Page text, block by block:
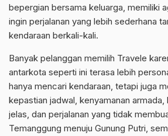
bepergian bersama keluarga, memiliki
ingin perjalanan yang lebih sederhana
kendaraan berkali-kali.
Banyak pelanggan memilih Travele
antarkota seperti ini terasa lebih
hanya mencari kendaraan, tetapi juga
kepastian jadwal, kenyamanan armada,
jelas, dan perjalanan yang tidak
Temanggung menuju Gunung Putri,